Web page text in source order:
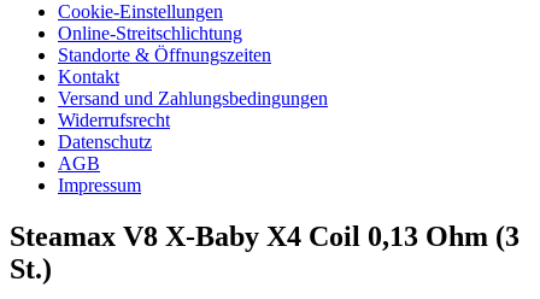
Cookie-Einstellungen
Online-Streitschlichtung
Standorte & Öffnungszeiten
Kontakt
Versand und Zahlungsbedingungen
Widerrufsrecht
Datenschutz
AGB
Impressum
Steamax V8 X-Baby X4 Coil 0,13 Ohm (3
St.)